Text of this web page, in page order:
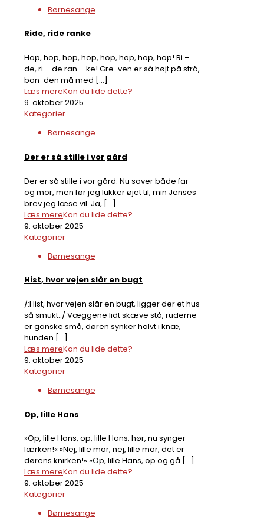
Børnesange
Ride, ride ranke
Hop, hop, hop, hop, hop, hop, hop, hop! Ri –
de, ri – de ran – ke! Gre-ven er så højt på strå,
bon-den må med […]
Kan du lide dette?
Læs mere
9. oktober 2025
Kategorier
Børnesange
Der er så stille i vor gård
Der er så stille i vor gård. Nu sover både far
og mor, men før jeg lukker øjet til, min Jenses
brev jeg læse vil. Ja, […]
Kan du lide dette?
Læs mere
9. oktober 2025
Kategorier
Børnesange
Hist, hvor vejen slår en bugt
/:Hist, hvor vejen slår en bugt, ligger der et hus
så smukt.:/ Væggene lidt skæve stå, ruderne
er ganske små, døren synker halvt i knæ,
hunden […]
Kan du lide dette?
Læs mere
9. oktober 2025
Kategorier
Børnesange
Op, lille Hans
»Op, lille Hans, op, lille Hans, hør, nu synger
lærken!« »Nej, lille mor, nej, lille mor, det er
dørens knirken!« »Op, lille Hans, op og gå […]
Kan du lide dette?
Læs mere
9. oktober 2025
Kategorier
Børnesange